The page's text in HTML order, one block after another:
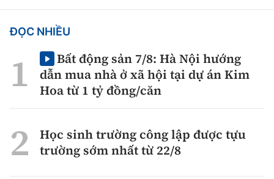
ĐỌC NHIỀU
Bất động sản 7/8: Hà Nội hướng
dẫn mua nhà ở xã hội tại dự án Kim
Hoa từ 1 tỷ đồng/căn
Học sinh trường công lập được tựu
trường sớm nhất từ 22/8